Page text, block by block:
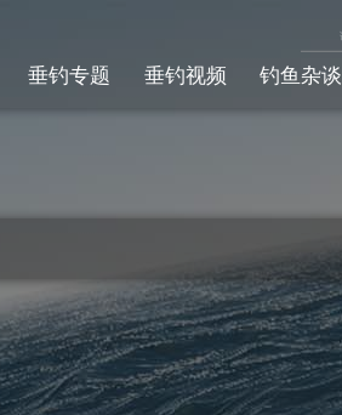
垂钓专题 垂钓视频 钓鱼杂谈